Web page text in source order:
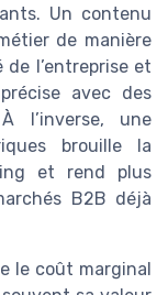
Un contenu
de manière
l’entreprise et
avec des
l’inverse, une
brouille la
et rend plus
B2B déjà
le coût marginal